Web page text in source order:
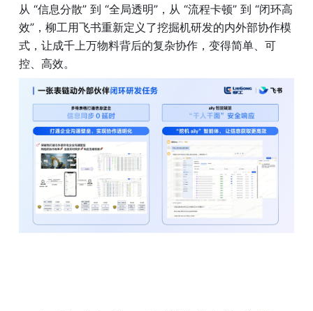
从 “信息分散” 到 “全局透明”，从 “流程卡顿” 到 “闭环高
效”，柳工用飞书重新定义了挖掘机研发的内外部协作模
式，让成千上万物料背后的复杂协作，变得简单、可
控、高效。